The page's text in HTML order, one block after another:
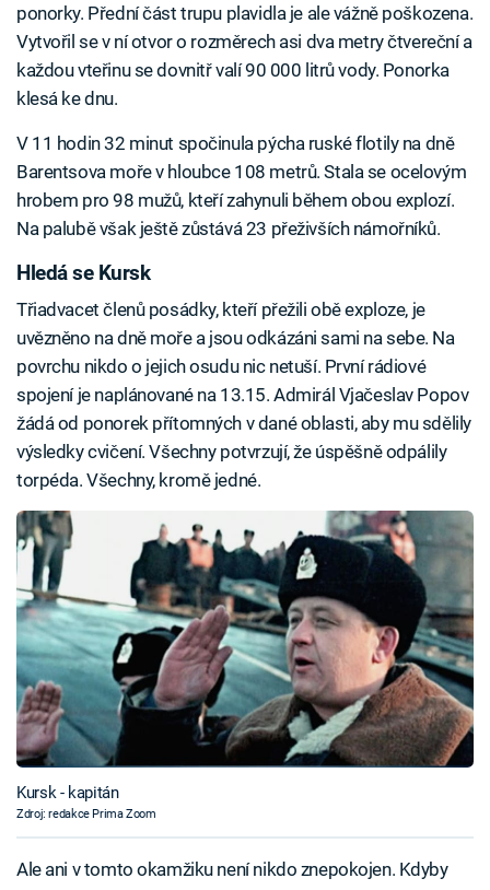
ponorky. Přední část trupu plavidla je ale vážně poškozena.
Vytvořil se v ní otvor o rozměrech asi dva metry čtvereční a
každou vteřinu se dovnitř valí 90 000 litrů vody. Ponorka
klesá ke dnu.
V 11 hodin 32 minut spočinula pýcha ruské flotily na dně
Barentsova moře v hloubce 108 metrů. Stala se ocelovým
hrobem pro 98 mužů, kteří zahynuli během obou explozí.
Na palubě však ještě zůstává 23 přeživších námořníků.
Hledá se Kursk
Třiadvacet členů posádky, kteří přežili obě exploze, je
uvězněno na dně moře a jsou odkázáni sami na sebe. Na
povrchu nikdo o jejich osudu nic netuší. První rádiové
spojení je naplánované na 13.15. Admirál Vjačeslav Popov
žádá od ponorek přítomných v dané oblasti, aby mu sdělily
výsledky cvičení. Všechny potvrzují, že úspěšně odpálily
torpéda. Všechny, kromě jedné.
Kursk - kapitán
Zdroj: redakce Prima Zoom
Ale ani v tomto okamžiku není nikdo znepokojen. Kdyby